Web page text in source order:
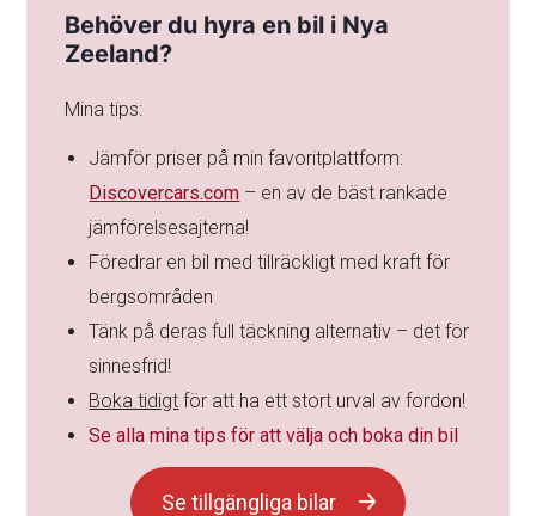
Behöver du hyra en bil i Nya
Zeeland?
Mina tips:
Jämför priser på min favoritplattform:
Discovercars.com – en av de bäst rankade
jämförelsesajterna!
Föredrar en bil med tillräckligt med kraft för
bergsområden
Tänk på deras full täckning alternativ – det för
sinnesfrid!
Boka tidigt för att ha ett stort urval av fordon!
Se alla mina tips för att välja och boka din bil
Se tillgängliga bilar